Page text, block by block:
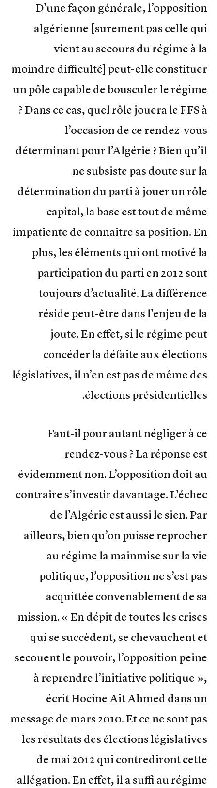
D’une façon générale, l’opposition
algérienne [surement pas celle qui
vient au secours du régime à la
moindre difficulté] peut-elle constituer
un pôle capable de bousculer le régime
? Dans ce cas, quel rôle jouera le FFS à
l’occasion de ce rendez-vous
déterminant pour l’Algérie ? Bien qu’il
ne subsiste pas doute sur la
détermination du parti à jouer un rôle
capital, la base est tout de même
impatiente de connaitre sa position. En
plus, les éléments qui ont motivé la
participation du parti en 2012 sont
toujours d’actualité. La différence
réside peut-être dans l’enjeu de la
joute. En effet, si le régime peut
concéder la défaite aux élections
législatives, il n’en est pas de même des
élections présidentielles.
Faut-il pour autant négliger à ce
rendez-vous ? La réponse est
évidemment non. L’opposition doit au
contraire s’investir davantage. L’échec
de l’Algérie est aussi le sien. Par
ailleurs, bien qu’on puisse reprocher
au régime la mainmise sur la vie
politique, l’opposition ne s’est pas
acquittée convenablement de sa
mission. « En dépit de toutes les crises
qui se succèdent, se chevauchent et
secouent le pouvoir, l’opposition peine
à reprendre l’initiative politique »,
écrit Hocine Ait Ahmed dans un
message de mars 2010. Et ce ne sont pas
les résultats des élections législatives
de mai 2012 qui contrediront cette
allégation. En effet, il a suffi au régime